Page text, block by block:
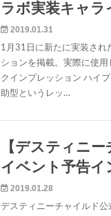
ラボ実装キャ
2019.01.31
1月31日に新たに実装され
ションを掲載。実際に使
クインプレッション ハイ
助型というレッ…
【デスティニ
イベント予告イ
2019.01.28
デスティニーチャイルド